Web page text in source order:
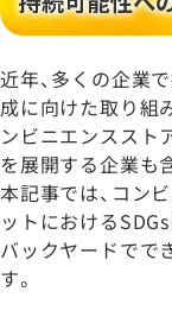
近年、多くの企業
成に向けた取り組
ンビニエンススト
を展開する企業も
本記事では、コン
ットにおける
バックヤードでで
す。